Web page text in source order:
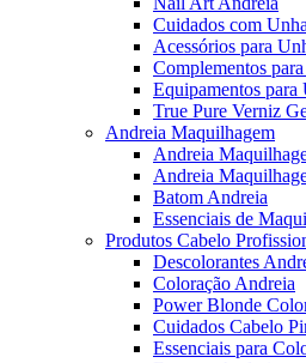
Cuidados com
Acessórios para
Complementos
Equipamentos para
True Pure Verniz
Andreia Maquilhagem
Andreia
Andreia
Batom Andreia
Essenciais de
Produtos Cabelo
Descolorantes
Coloração Andreia
Power Blonde
Cuidados Cabelo
Essenciais para